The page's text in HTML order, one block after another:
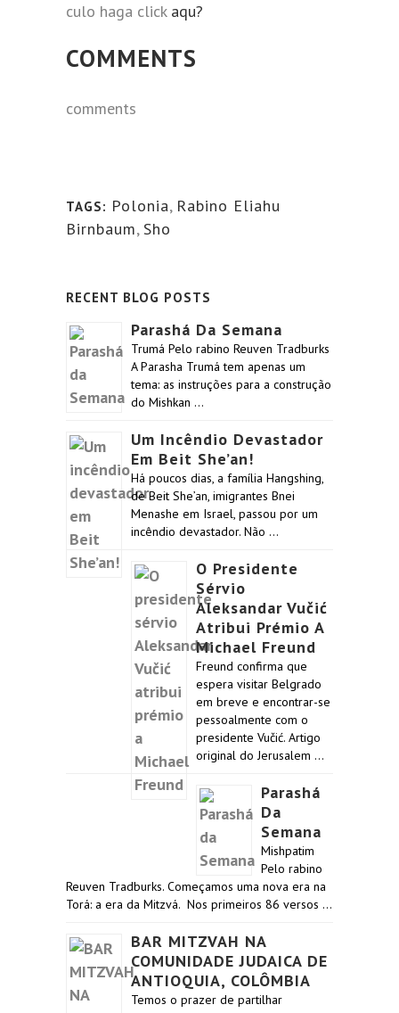
culo haga click aqu?
COMMENTS
comments
TAGS: Polonia, Rabino Eliahu
Birnbaum, Sho
RECENT BLOG POSTS
Parashá Da Semana
Trumá Pelo rabino Reuven Tradburks
A Parasha Trumá tem apenas um
tema: as instruções para a construção
do Mishkan …
Um Incêndio Devastador
Em Beit She’an!
Há poucos dias, a família Hangshing,
de Beit She’an, imigrantes Bnei
Menashe em Israel, passou por um
incêndio devastador. Não …
O Presidente
Sérvio
Aleksandar Vučić
Atribui Prémio A
Michael Freund
Freund confirma que
espera visitar Belgrado
em breve e encontrar-se
pessoalmente com o
presidente Vučić. Artigo
original do Jerusalem …
Parashá
Da
Semana
Mishpatim
Pelo rabino
Reuven Tradburks. Começamos uma nova era na
Torá: a era da Mitzvá. Nos primeiros 86 versos …
BAR MITZVAH NA
COMUNIDADE JUDAICA DE
ANTIOQUIA, COLÔMBIA
Temos o prazer de partilhar